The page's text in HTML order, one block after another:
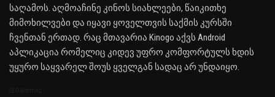
საღამოს. აღმოაჩინე კინოს სიახლეები, წაიკითხე
მიმოხილვები და იყავი ყოველთვის საქმის კურსში
ჩვენთან ერთად. რაც მთავარია Kinogo აქვს Android
აპლიკაცია რომელიც კიდევ უფრო კომფორტულს ხდის
უყურო საყვარელ შოუს ყველგან სადაც არ უნდაიყო.